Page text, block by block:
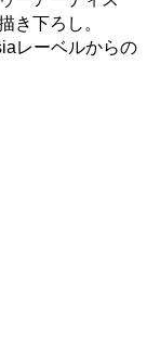
き下ろし。
レーベルからの